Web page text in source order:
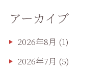
アーカイブ
2026年8月 (1)
2026年7月 (5)